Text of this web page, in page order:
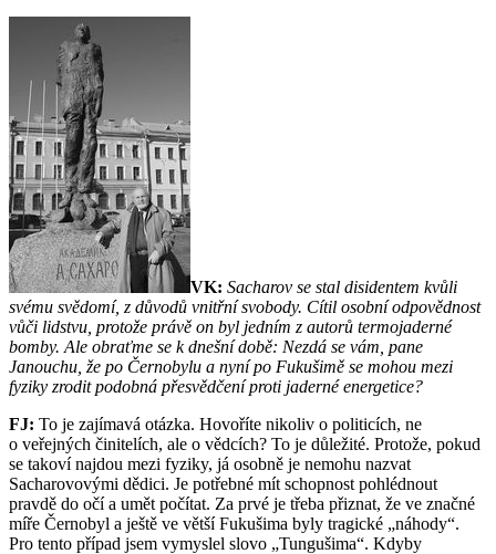
VK: Sacharov se stal disidentem kvůli
svému svědomí, z důvodů vnitřní svobody. Cítil osobní odpovědnost
vůči lidstvu, protože právě on byl jedním z autorů termojaderné
bomby. Ale obraťme se k dnešní době: Nezdá se vám, pane
Janouchu, že po Černobylu a nyní po Fukušimě se mohou mezi
fyziky zrodit podobná přesvědčení proti jaderné energetice?
FJ: To je zajímavá otázka. Hovoříte nikoliv o politicích, ne
o veřejných činitelích, ale o vědcích? To je důležité. Protože, pokud
se takoví najdou mezi fyziky, já osobně je nemohu nazvat
Sacharovovými dědici. Je potřebné mít schopnost pohlédnout
pravdě do očí a umět počítat. Za prvé je třeba přiznat, že ve značné
míře Černobyl a ještě ve větší Fukušima byly tragické „náhody“.
Pro tento případ jsem vymyslel slovo „Tungušima“. Kdyby